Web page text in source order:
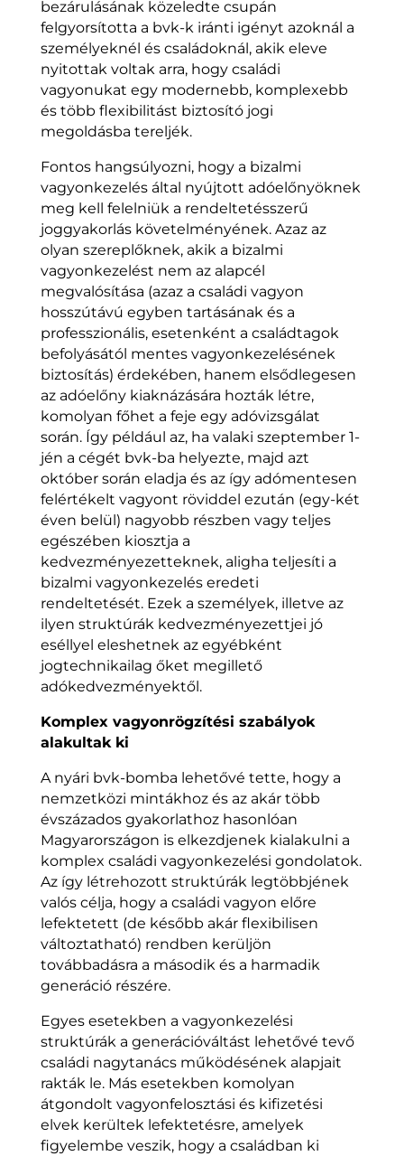
bezárulásának közeledte csupán
felgyorsította a bvk-k iránti igényt azoknál a
személyeknél és családoknál, akik eleve
nyitottak voltak arra, hogy családi
vagyonukat egy modernebb, komplexebb
és több flexibilitást biztosító jogi
megoldásba tereljék.
Fontos hangsúlyozni, hogy a bizalmi
vagyonkezelés által nyújtott adóelőnyöknek
meg kell felelniük a rendeltetésszerű
joggyakorlás követelményének. Azaz az
olyan szereplőknek, akik a bizalmi
vagyonkezelést nem az alapcél
megvalósítása (azaz a családi vagyon
hosszútávú egyben tartásának és a
professzionális, esetenként a családtagok
befolyásától mentes vagyonkezelésének
biztosítás) érdekében, hanem elsődlegesen
az adóelőny kiaknázására hozták létre,
komolyan főhet a feje egy adóvizsgálat
során. Így például az, ha valaki szeptember 1-
jén a cégét bvk-ba helyezte, majd azt
október során eladja és az így adómentesen
felértékelt vagyont röviddel ezután (egy-két
éven belül) nagyobb részben vagy teljes
egészében kiosztja a
kedvezményezetteknek, aligha teljesíti a
bizalmi vagyonkezelés eredeti
rendeltetését. Ezek a személyek, illetve az
ilyen struktúrák kedvezményezettjei jó
eséllyel eleshetnek az egyébként
jogtechnikailag őket megillető
adókedvezményektől.
Komplex vagyonrögzítési szabályok
alakultak ki
A nyári bvk-bomba lehetővé tette, hogy a
nemzetközi mintákhoz és az akár több
évszázados gyakorlathoz hasonlóan
Magyarországon is elkezdjenek kialakulni a
komplex családi vagyonkezelési gondolatok.
Az így létrehozott struktúrák legtöbbjének
valós célja, hogy a családi vagyon előre
lefektetett (de később akár flexibilisen
változtatható) rendben kerüljön
továbbadásra a második és a harmadik
generáció részére.
Egyes esetekben a vagyonkezelési
struktúrák a generációváltást lehetővé tevő
családi nagytanács működésének alapjait
rakták le. Más esetekben komolyan
átgondolt vagyonfelosztási és kifizetési
elvek kerültek lefektetésre, amelyek
figyelembe veszik, hogy a családban ki